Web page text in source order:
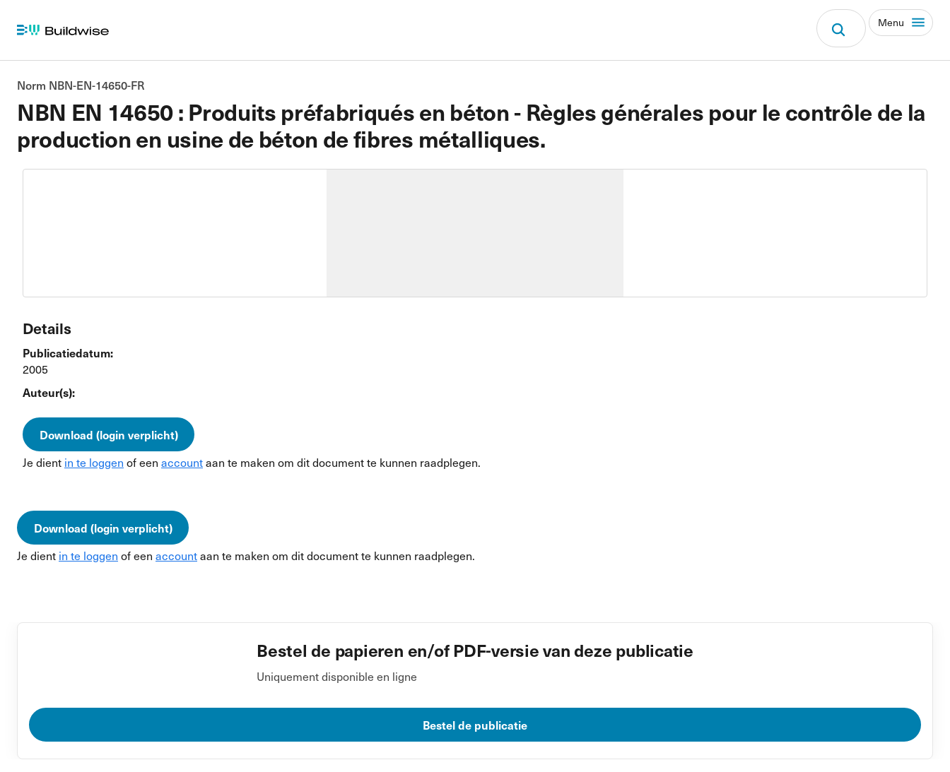
Menu
NBN EN 14650 : Produits préfabriqués en béton - Règles générales pour le contrôle de la
production en usine de béton de fibres métalliques.
Norm NBN-EN-14650-FR
Details
Publicatiedatum:
2005
Auteur(s):
Download (login verplicht)
Je dient in te loggen of een accountaan te maken om dit document te kunnen raadplegen.
Download (login verplicht)
Je dient in te loggen of een accountaan te maken om dit document te kunnen raadplegen.
Bestel de papieren en/of PDF-versie van deze publicatie
Uniquement disponible en ligne
Bestel de publicatie